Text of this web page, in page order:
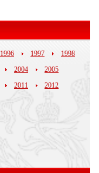
1996 1997
1998
2004
2005
2011
2012